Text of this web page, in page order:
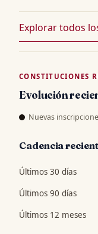
Explorar todos
CONSTITUCIONES
Evolución
Nuevas
Cadencia
Últimos 30 días
Últimos 90 días
Últimos 12 meses